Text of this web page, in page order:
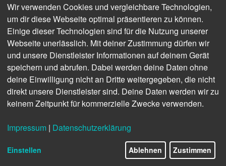
Wir verwenden Cookies und vergleichbare Technologien,
um dir diese Webseite optimal präsentieren zu können.
Einige dieser Technologien sind für die Nutzung unserer
Webseite unerlässlich. Mit deiner Zustimmung dürfen wir
und unsere Dienstleister Informationen auf deinem Gerät
speichern und abrufen. Dabei werden deine Daten ohne
deine Einwilligung nicht an Dritte weitergegeben, die nicht
direkt unsere Dienstleister sind. Deine Daten werden wir zu
keinem Zeitpunkt für kommerzielle Zwecke verwenden.
Impressum | Datenschutzerklärung
Einstellen Ablehnen Zustimmen